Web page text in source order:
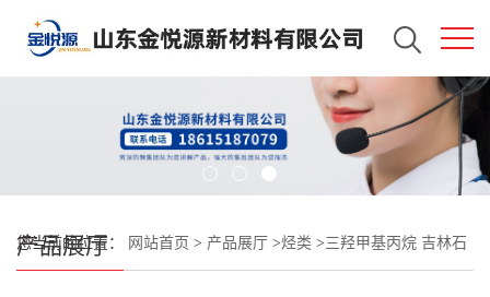
产品展厅
您当前的位置： 网站首页 > 产品展厅 >烃类 >三羟甲基丙烷 吉林石